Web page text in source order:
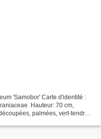
'Samobor' Carte d'identité :
Hauteur: 70 cm,
palmées, vert-tendre